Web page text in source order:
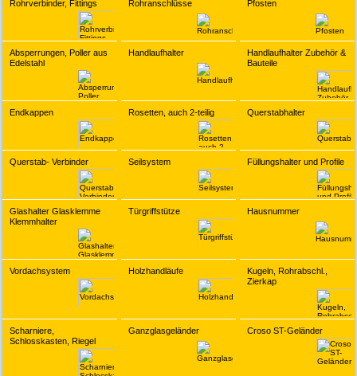
Rohrverbinder, Fittings Rohranschlüsse Pfosten
Absperrungen, Poller aus
Edelstahl
Handlaufhalter
Handlaufhalter Zubehör &
Bauteile
Endkappen Rosetten, auch 2-teilig Querstabhalter
Querstab- Verbinder Seilsystem Füllungshalter und Profile
Glashalter Glasklemme
Klemmhalter
Türgriffstütze Hausnummer
Vordachsystem Holzhandläufe
Kugeln, Rohrabschl.,
Zierkap
Scharniere,
Schlosskasten, Riegel
Ganzglasgeländer Croso ST-Geländer